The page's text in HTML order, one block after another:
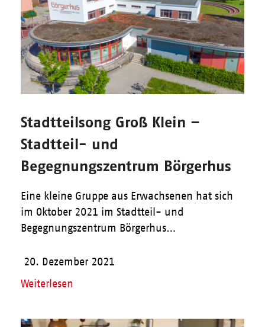
Stadtteilsong Groß Klein –
Stadtteil- und
Begegnungszentrum Börgerhus
Eine kleine Gruppe aus Erwachsenen hat sich
im Oktober 2021 im Stadtteil- und
Begegnungszentrum Börgerhus…
20. Dezember 2021
Weiterlesen